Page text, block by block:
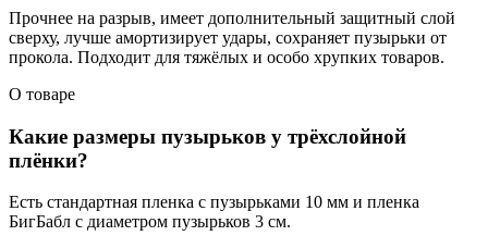
Прочнее на разрыв, имеет дополнительный защитный слой
сверху, лучше амортизирует удары, сохраняет пузырьки от
прокола. Подходит для тяжёлых и особо хрупких товаров.
О товаре
Какие размеры пузырьков у трёхслойной
плёнки?
Есть стандартная пленка с пузырьками 10 мм и пленка
БигБабл с диаметром пузырьков 3 см.